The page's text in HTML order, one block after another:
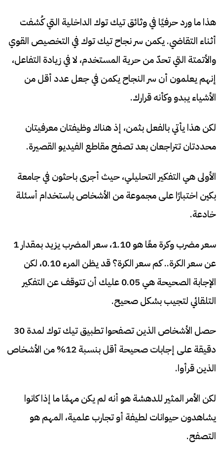
هذا ما ورد حرفيًا في وثائق تيك توك الداخلية التي كُشفت
أثناء التقاضي. يكمن سر نجاح تيك توك في التخصيص القوي
والأتمتة التي تحدّ من حرية المستخدم، لا في زيادة التفاعل،
إنهم يعلمون أن سر النجاح يكمن في جعل عدد أقل من
الأشياء يبدو وكأنه قرارك.
لكن هذا يأتي بالفعل بثمن، إذ هناك وظيفتان معرفيتان
محددتان تتراجعان بعد تصفح مقاطع الفيديو القصيرة.
الأولى هي التفكير التحليلي، حيث أجرى باحثون في جامعة
بكين اختبارًا على مجموعة من الأشخاص باستخدام أسئلة
خادعة.
سعر مضرب وكرة معًا هو 1.10، سعر المضرب يزيد بمقدار 1
عن سعر الكرة.. كم سعر الكرة؟ قد يظن المرء 0.10، لكن
الإجابة الصحيحة هي 0.05 عليك أن تتوقف عن التفكير
التلقائي لتجيب بشكل صحيح.
حصل الأشخاص الذين تصفحوا تطبيق تيك توك لمدة 30
دقيقة على إجابات صحيحة أقل بنسبة 12% من الأشخاص
الذين قرأوا.
لكن الأمر المثير للدهشة هو أنه لم يكن مهمًا ما إذا كانوا
يشاهدون حيوانات لطيفة أو تجارب علمية، المهم هو
التصفح.